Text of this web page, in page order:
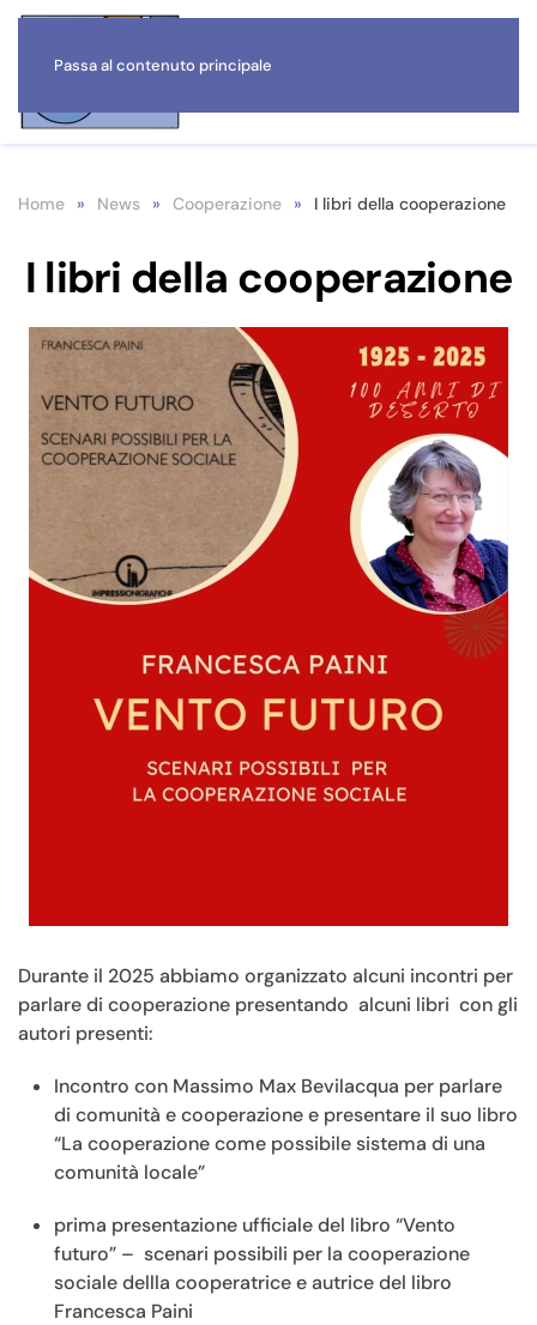
Passa al contenuto principale
Home News Cooperazione I libri della cooperazione
I libri della cooperazione
Durante il 2025 abbiamo organizzato alcuni incontri per
parlare di cooperazione presentando alcuni libri con gli
autori presenti:
Incontro con Massimo Max Bevilacqua per parlare
di comunità e cooperazione e presentare il suo libro
“La cooperazione come possibile sistema di una
comunità locale”
prima presentazione ufficiale del libro “Vento
futuro” – scenari possibili per la cooperazione
sociale dellla cooperatrice e autrice del libro
Francesca Paini